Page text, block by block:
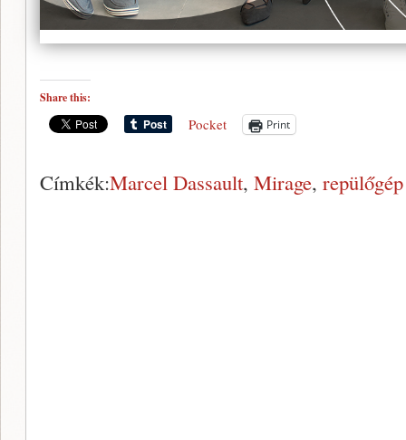
Share this:
Pocket Print
Címkék:Marcel Dassault, Mirage, repülőgép